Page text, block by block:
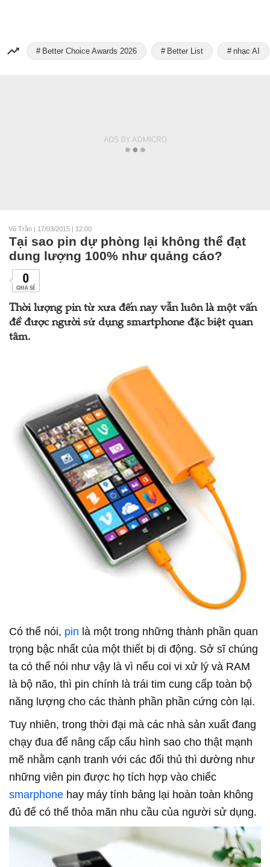
Better Choice Awards 2026 Better List nhạc AI
Vũ Trần | 17/03/2015 | 12:00
Tại sao pin dự phòng lại không thể đạt
dung lượng 100% như quảng cáo?
0
CHIA SẺ
Thời lượng pin từ xưa đến nay vẫn luôn là một vấn
đề được người sử dụng smartphone đặc biệt quan
tâm.
Có thể nói, pin là một trong những thành phần quan
trọng bậc nhất của một thiết bị di động. Sở sĩ chúng
ta có thể nói như vậy là vì nếu coi vi xử lý và RAM
là bộ não, thì pin chính là trái tim cung cấp toàn bộ
năng lượng cho các thành phần phần cứng còn lại.
Tuy nhiên, trong thời đại mà các nhà sản xuất đang
chạy đua để nâng cấp cấu hình sao cho thật mạnh
mẽ nhằm cạnh tranh với các đối thủ thì dường như
những viên pin được họ tích hợp vào chiếc
smarphone hay máy tính bảng lại hoàn toàn không
đủ để có thể thỏa mãn nhu cầu của người sử dụng.